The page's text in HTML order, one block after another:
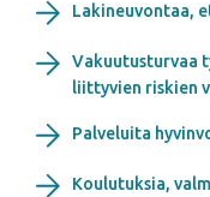
Lakineuvontaa,
Vakuutusturvaa
liittyvien riskien
Palveluita
Koulutuksia,